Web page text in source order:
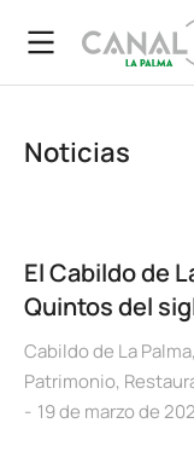
Noticias
El Cabildo de
Quintos del
Cabildo de La Palma,
Patrimonio,
19 de marzo de